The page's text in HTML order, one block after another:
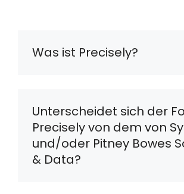
Was ist Precisely?
Unterscheidet sich der
Precisely von dem von
und/oder Pitney Bowes
& Data?